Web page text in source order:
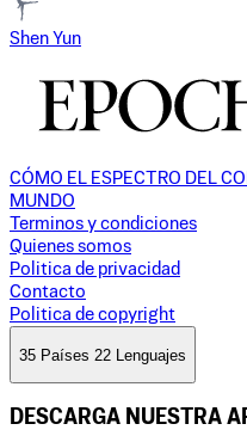
Shen Yun
CÓMO EL ESPECTRO DEL
MUNDO
Terminos y condiciones
Quienes somos
Politica de privacidad
Contacto
Politica de copyright
35 Países 22 Lenguajes
DESCARGA NUESTRA